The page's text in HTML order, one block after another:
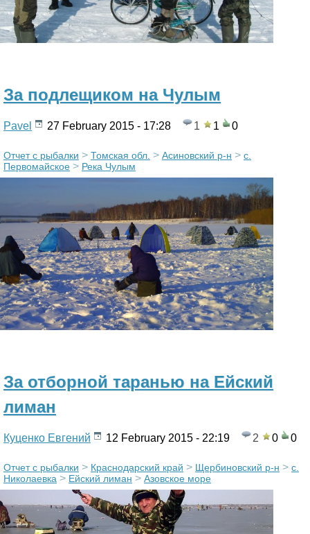
За подлещиком на Чулым
Pavel 27 February 2015 - 17:28 1 1 0
Отчет с рыбалки > Томская обл. > Асиновский р-н > с.
Первомайское > Река Чулым
За отборной таранью на Ейский
лиман
Куценко Евгений 12 February 2015 - 22:19 2 0 0
Отчет с рыбалки > Краснодарский край > Щербиновский р-н > с.
Николаевка > Ейский лиман > Азовское море